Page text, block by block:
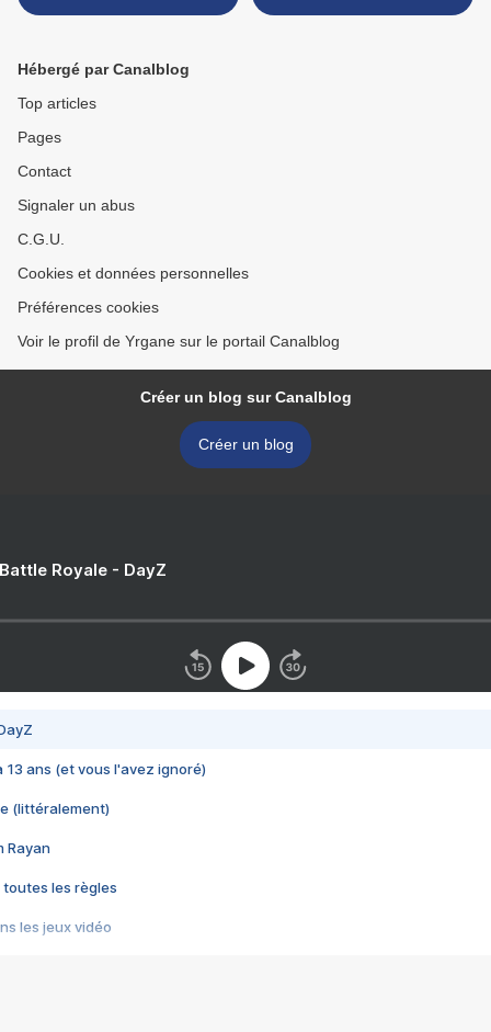
Hébergé par Canalblog
Top articles
Pages
Contact
Signaler un abus
C.G.U.
Cookies et données personnelles
Préférences cookies
Voir le profil de Yrgane sur le portail Canalblog
Créer un blog sur Canalblog
Créer un blog
Royale - DayZ
13 ans (et vous l'avez ignoré)
(littéralement)
Rayan
toutes les règles
les jeux vidéo